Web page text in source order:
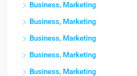
Business, Marketing
Business, Marketing
Business, Marketing
Business, Marketing
Business, Marketing